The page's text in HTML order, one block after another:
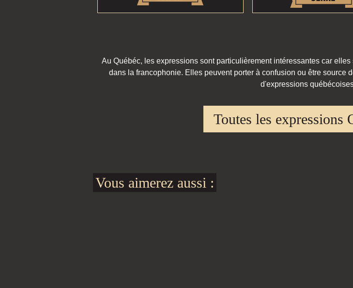
Au Québéc, les expressions sont particulièrement intéressantes car
dans la francophonie. Elles peuvent porter à confusion ou être source
d'expressions
Toutes les expressions
Vous aimerez aussi :